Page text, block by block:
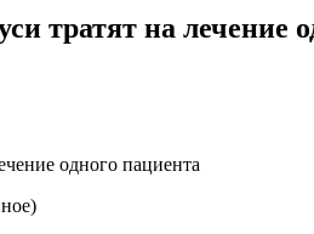
тратят на лечение